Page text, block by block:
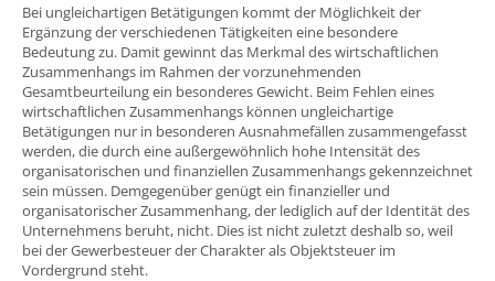
Bei ungleichartigen Betätigungen kommt der Möglichkeit der
Ergänzung der verschiedenen Tätigkeiten eine besondere
Bedeutung zu. Damit gewinnt das Merkmal des wirtschaftlichen
Zusammenhangs im Rahmen der vorzunehmenden
Gesamtbeurteilung ein besonderes Gewicht. Beim Fehlen eines
wirtschaftlichen Zusammenhangs können ungleichartige
Betätigungen nur in besonderen Ausnahmefällen zusammengefasst
werden, die durch eine außergewöhnlich hohe Intensität des
organisatorischen und finanziellen Zusammenhangs gekennzeichnet
sein müssen. Demgegenüber genügt ein finanzieller und
organisatorischer Zusammenhang, der lediglich auf der Identität des
Unternehmens beruht, nicht. Dies ist nicht zuletzt deshalb so, weil
bei der Gewerbesteuer der Charakter als Objektsteuer im
Vordergrund steht.